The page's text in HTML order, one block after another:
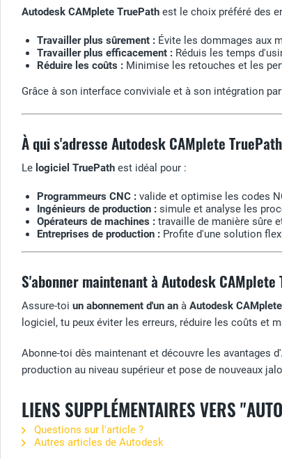
Autodesk CAMplete TruePath est le choix préféré des
Travailler plus sûrement : Évite les dommages aux
Travailler plus efficacement : Réduis les temps
Réduire les coûts : Minimise les retouches et les
Grâce à son interface conviviale et à son intégration
À qui s'adresse Autodesk CAMplete
Le logiciel TruePath est idéal pour :
Programmeurs CNC : valide et optimise les codes
Ingénieurs de production : simule et analyse les
Opérateurs de machines : travaille de manière sûre
Entreprises de production : Profite d'une solution
S'abonner maintenant à Autodesk CAMplete
Assure-toi un abonnement d'un an à Autodesk
logiciel, tu peux éviter les erreurs, réduire les coûts et
Abonne-toi dès maintenant et découvre les avantages d'
production au niveau supérieur et pose de nouveaux
LIENS SUPPLÉMENTAIRES VERS
Questions sur l'article ?
Autres articles de Autodesk